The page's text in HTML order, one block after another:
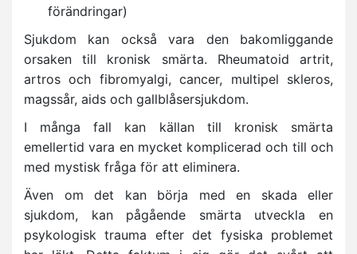
förändringar)
Sjukdom kan också vara den bakomliggande
orsaken till kronisk smärta. Rheumatoid artrit,
artros och fibromyalgi, cancer, multipel skleros,
magssår, aids och gallblåsersjukdom.
I många fall kan källan till kronisk smärta
emellertid vara en mycket komplicerad och till och
med mystisk fråga för att eliminera.
Även om det kan börja med en skada eller
sjukdom, kan pågående smärta utveckla en
psykologisk trauma efter det fysiska problemet